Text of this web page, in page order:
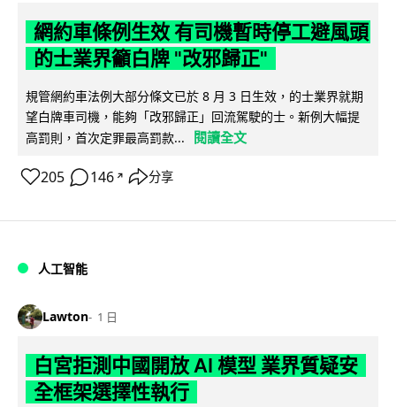
網約車條例生效 有司機暫時停工避風頭
的士業界籲白牌 "改邪歸正"
規管網約車法例大部分條文已於 8 月 3 日生效，的士業界就期
望白牌車司機，能夠「改邪歸正」回流駕駛的士。新例大幅提
高罰則，首次定罪最高罰款...
閱讀全文
205 146 ↗ 分享
人工智能
Lawton 1 日
白宮拒測中國開放 AI 模型 業界質疑安
全框架選擇性執行